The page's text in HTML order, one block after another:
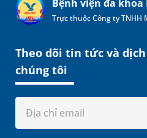
Bệnh viện đa khoa
Trực thuộc Công ty TNHH
Theo dõi tin tức và
chúng tôi